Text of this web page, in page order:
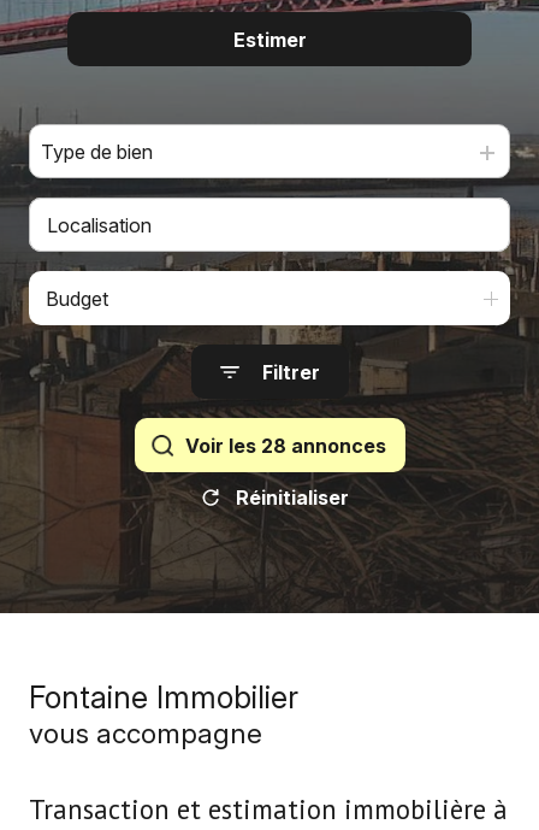
contacter
Immobilier
Le Mans
Estimer
Type de bien
Budget
Filtrer
Voir les 28 annonces
Réinitialiser
Fontaine Immobilier
vous accompagne
Transaction et estimation immobilière à